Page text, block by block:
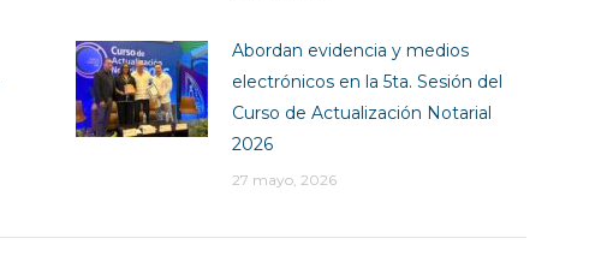
Abordan evidencia y medios
electrónicos en la 5ta. Sesión del
Curso de Actualización Notarial
2026
27 mayo, 2026